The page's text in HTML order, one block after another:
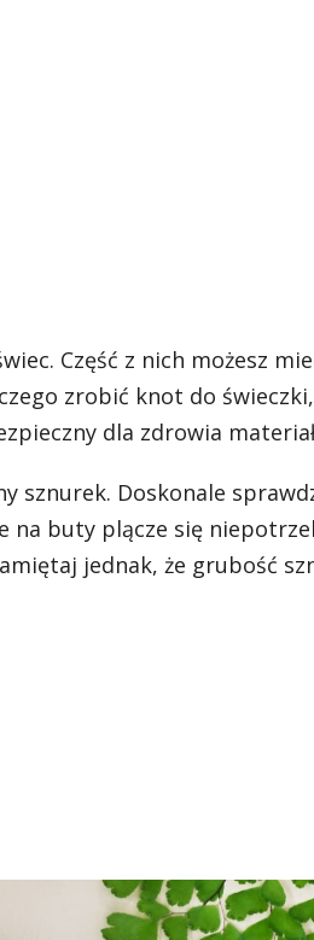
Część z nich możesz
zrobić knot do
dla zdrowia
sznurek. Doskonale
na buty plącze się
jednak, że grubość